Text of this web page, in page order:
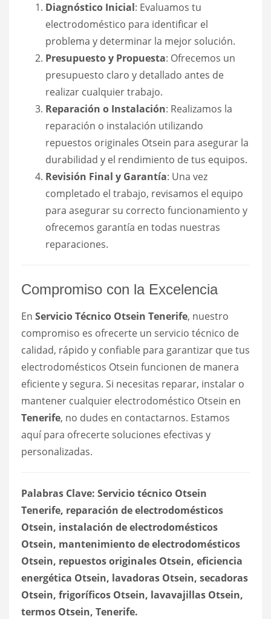
Diagnóstico Inicial: Evaluamos tu
electrodoméstico para identificar el
problema y determinar la mejor solución.
Presupuesto y Propuesta: Ofrecemos un
presupuesto claro y detallado antes de
realizar cualquier trabajo.
Reparación o Instalación: Realizamos la
reparación o instalación utilizando
repuestos originales Otsein para asegurar la
durabilidad y el rendimiento de tus equipos.
Revisión Final y Garantía: Una vez
completado el trabajo, revisamos el equipo
para asegurar su correcto funcionamiento y
ofrecemos garantía en todas nuestras
reparaciones.
Compromiso con la Excelencia
En Servicio Técnico Otsein Tenerife, nuestro
compromiso es ofrecerte un servicio técnico de
calidad, rápido y confiable para garantizar que tus
electrodomésticos Otsein funcionen de manera
eficiente y segura. Si necesitas reparar, instalar o
mantener cualquier electrodoméstico Otsein en
Tenerife, no dudes en contactarnos. Estamos
aquí para ofrecerte soluciones efectivas y
personalizadas.
Palabras Clave: Servicio técnico Otsein
Tenerife, reparación de electrodomésticos
Otsein, instalación de electrodomésticos
Otsein, mantenimiento de electrodomésticos
Otsein, repuestos originales Otsein, eficiencia
energética Otsein, lavadoras Otsein, secadoras
Otsein, frigoríficos Otsein, lavavajillas Otsein,
termos Otsein, Tenerife.